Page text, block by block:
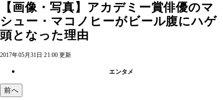
【画像・写真】アカデミー賞俳優のマ
シュー・マコノヒーがビール腹にハゲ
頭となった理由
2017年05月31日 21:00 更新
エンタメ
前へ